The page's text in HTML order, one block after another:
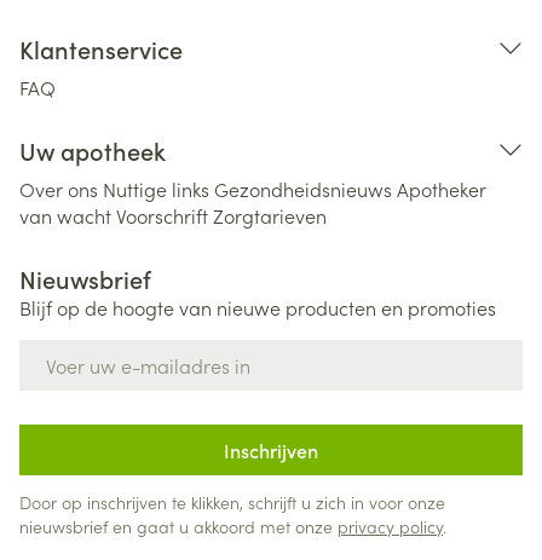
Klantenservice
FAQ
Uw apotheek
Over ons Nuttige links Gezondheidsnieuws Apotheker
van wachtVoorschriftZorgtarieven
Nieuwsbrief
Blijf op de hoogte van nieuwe producten en promoties
Inschrijven
Door op inschrijven te klikken, schrijft u zich in voor onze
nieuwsbrief en gaat u akkoord met onze privacy policy.